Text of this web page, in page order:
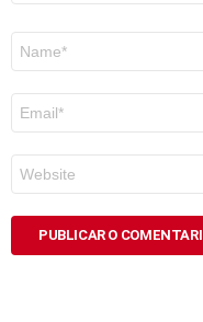
electrónico
*